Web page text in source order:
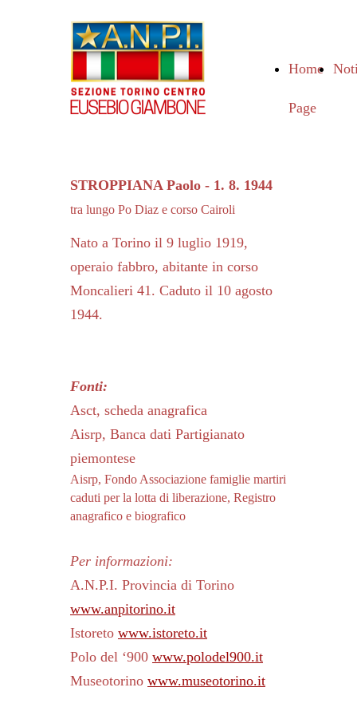
Home
Page
STROPPIANAPaolo - 1. 8. 1944
tra lungo Po Diaz e corso Cairoli
Nato a Torino il 9 luglio 1919,
operaio fabbro, abitante in corso
Moncalieri 41. Caduto il 10 agosto
1944.
Fonti:
Asct, scheda anagrafica
Aisrp, Banca dati Partigianato
piemontese
Aisrp, Fondo Associazione famiglie martiri
caduti per la lotta di liberazione, Registro
anagrafico e biografico
Per informazioni:
A.N.P.I. Provincia di Torino
www.anpitorino.it
Istoreto www.istoreto.it
Polo del ‘900 www.polodel900.it
Museotorino www.museotorino.it